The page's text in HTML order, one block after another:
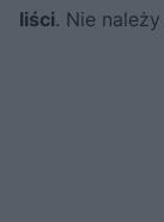
liści. Nie